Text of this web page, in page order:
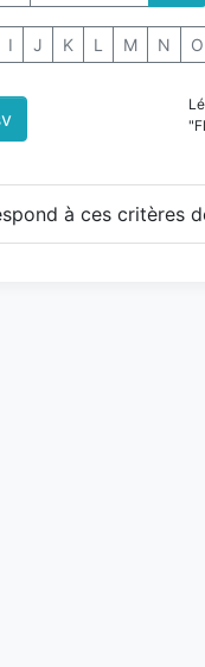
I J K L M N O
à ces critères